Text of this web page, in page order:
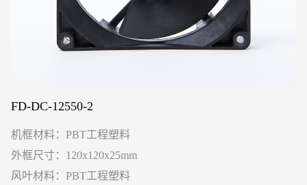
FD-DC-12550-2
机框材料：PBT工程塑料
外框尺寸：120x120x25mm
风叶材料：PBT工程塑料